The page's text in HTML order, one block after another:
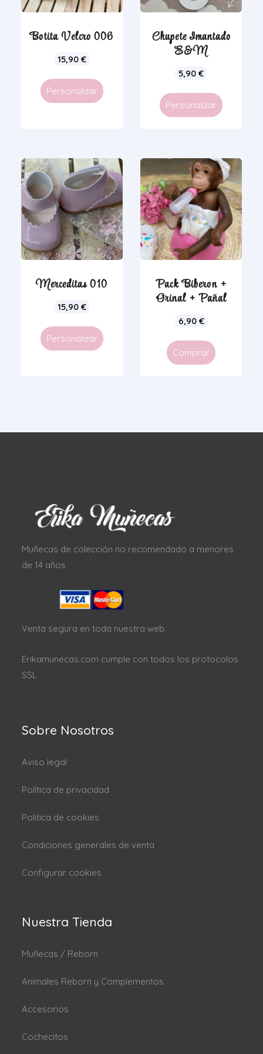
Botita Velcro 006
15,90 €
Personalizar
Chupete Imantado
E&M
5,90€
Personalizar
Merceditas 010
15,90 €
Personalizar
Pack Biberon +
Orinal + Pañal
6,90 €
Comprar
Muñecas de colección no recomendado a menores
de 14 años
Venta segura en toda nuestra web.
Erikamunecas.com cumple con todos los protocolos
SSL
Sobre Nosotros
Aviso legal
Política de privacidad
Politica de cookies
Condiciones generales de venta
Configurar cookies
Nuestra Tienda
Muñecas / Reborn
Animales Reborn y Complementos
Accesorios
Cochecitos